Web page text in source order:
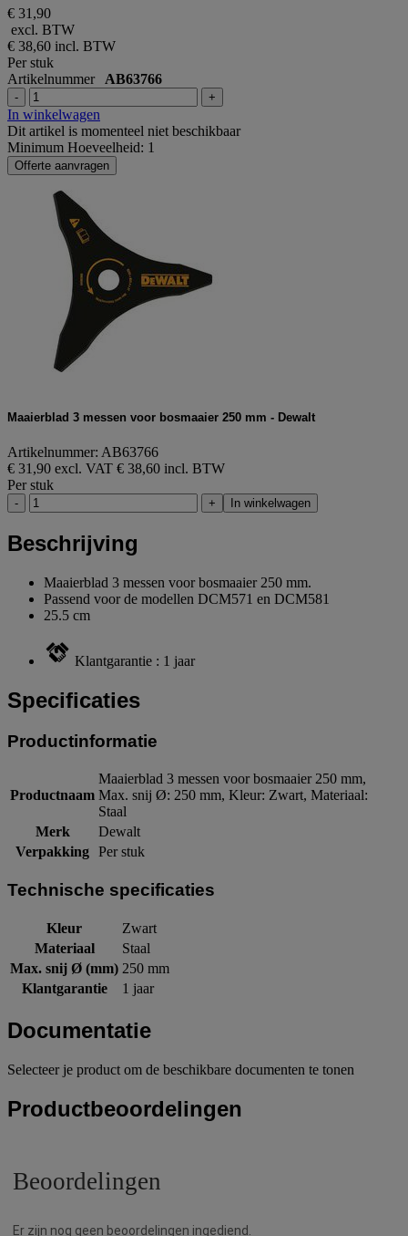
€ 31,90
excl. BTW
€ 38,60 incl. BTW
Per stuk
Artikelnummer AB63766
- +
In winkelwagen
Dit artikel is momenteel niet beschikbaar
Minimum Hoeveelheid: 1
Offerte aanvragen
Maaierblad 3 messen voor bosmaaier 250 mm - Dewalt
Artikelnummer: AB63766
€ 31,90 excl. VAT € 38,60 incl. BTW
Per stuk
- + In winkelwagen
Beschrijving
Maaierblad 3 messen voor bosmaaier 250 mm.
Passend voor de modellen DCM571 en DCM581
25.5 cm
Klantgarantie : 1 jaar
Specificaties
Productinformatie
Productnaam
Maaierblad 3 messen voor bosmaaier 250 mm,
Max. snij Ø: 250 mm, Kleur: Zwart, Materiaal:
Staal
Merk
Dewalt
Verpakking Per stuk
Technische specificaties
Kleur
Zwart
Materiaal
Staal
Max. snij Ø (mm) 250 mm
Klantgarantie
1 jaar
Documentatie
Selecteer je product om de beschikbare documenten te tonen
Productbeoordelingen